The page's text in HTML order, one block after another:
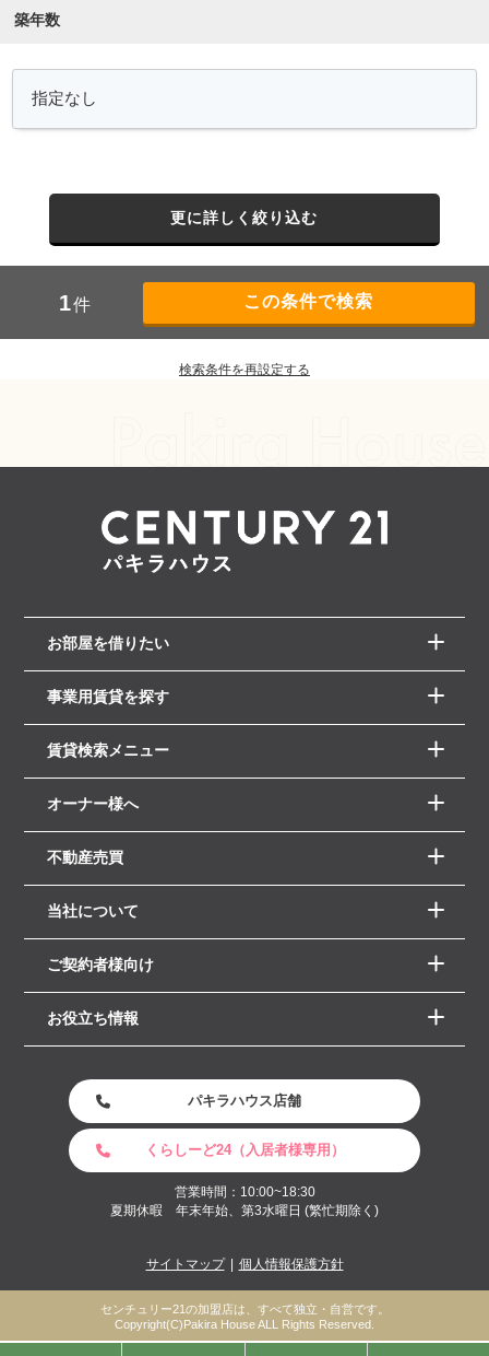
築年数
更に詳しく絞り込む
1件
検索条件を再設定する
お部屋を借りたい
事業用賃貸を探す
賃貸検索メニュー
オーナー様へ
不動産売買
当社について
ご契約者様向け
お役立ち情報
パキラハウス店舗
くらしーど24（入居者様専用）
営業時間：10:00~18:30
夏期休暇 年末年始、第3水曜日 (繁忙期除く)
サイトマップ 個人情報保護方針
センチュリー21の加盟店は、すべて独立・自営です。
Copyright(C)Pakira House ALL Rights Reserved.